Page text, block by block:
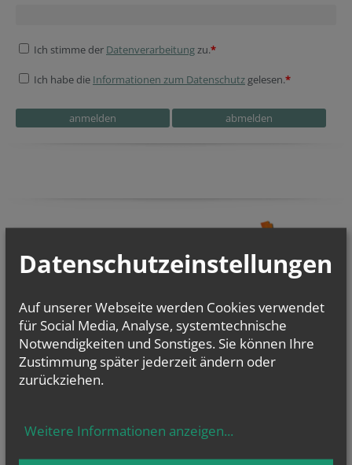
Ich stimme der Datenverarbeitung zu.*
Ich habe die Informationen zum Datenschutz gelesen.*
Datenschutzeinstellungen
Auf unserer Webseite werden Cookies verwendet
für Social Media, Analyse, systemtechnische
Notwendigkeiten und Sonstiges. Sie können Ihre
Zustimmung später jederzeit ändern oder
zurückziehen.
Weitere Informationen anzeigen...